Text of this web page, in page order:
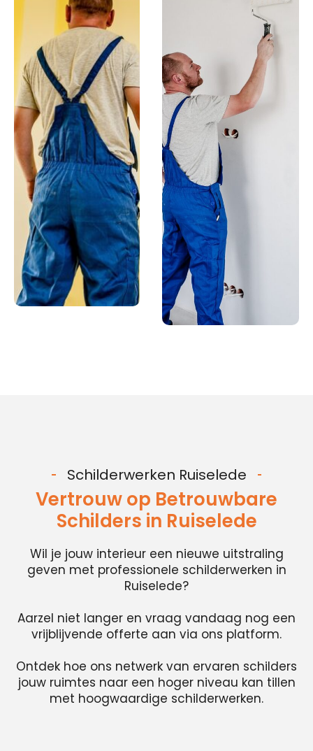
Schilderwerken Ruiselede
Vertrouw op Betrouwbare
Schilders in Ruiselede
Wil je jouw interieur een nieuwe uitstraling
geven met professionele schilderwerken in
Ruiselede?
Aarzel niet langer en vraag vandaag nog een
vrijblijvende offerte aan via ons platform.
Ontdek hoe ons netwerk van ervaren schilders
jouw ruimtes naar een hoger niveau kan tillen
met hoogwaardige schilderwerken.